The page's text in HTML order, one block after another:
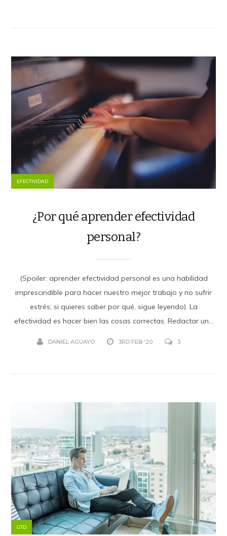
EFECTIVIDAD
¿Por qué aprender efectividad
personal?
(Spoiler: aprender efectividad personal es una habilidad
imprescindible para hacer nuestro mejor trabajo y no sufrir
estrés; si quieres saber por qué, sigue leyendo). La
efectividad es hacer bien las cosas correctas. Redactar un...
DANIEL AGUAYO 3RD FEB '20 3
GTD